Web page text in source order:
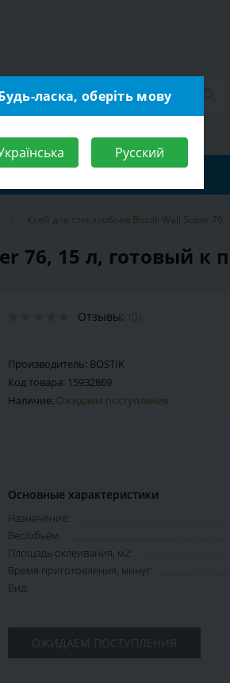
Клей для стеклообоев Bostik Wall Super
76, 15 л, готовый
Отзывы: (0)
Производитель: BOSTIK
Код товара: 15932869
Наличие: Ожидаем поступления
Основные характеристики
Назначение:
Вес/объём:
Площадь оклеивания, м2:
Время приготовления, минут:
Вид:
ОЖИДАЕМ ПОСТУПЛЕНИЯ
ласка, оберіть мову
Русский